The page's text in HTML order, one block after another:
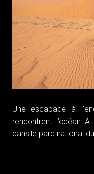
Une escapade à
rencontrent l’océan
dans le parc national du